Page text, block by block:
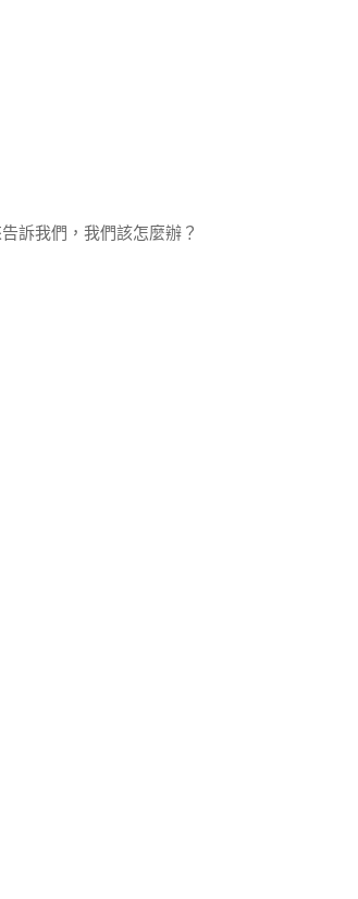
訴我們，我們該怎麼辦？